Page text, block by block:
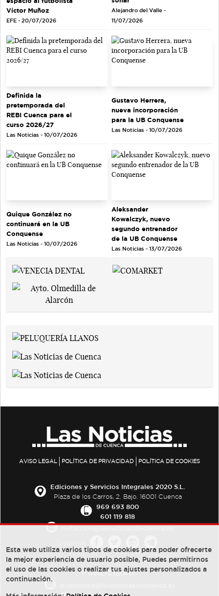
Víctor Muñoz
EFE - 20/07/2026
Alejandro del Valle -
11/07/2026
Definida la
pretemporada del
REBI Cuenca para el
curso 2026/27
Las Noticias - 10/07/2026
Gustavo Herrera,
nueva incorporación
para la UB Conquense
Las Noticias - 10/07/2026
Quique González no
continuará en la UB
Conquense
Las Noticias - 10/07/2026
Aleksander
Kowalczyk, nuevo
segundo entrenador
de la UB Conquense
Las Noticias - 13/07/2026
AVISO LEGAL POLÍTICA DE PRIVACIDAD POLÍTICA DE COOKIES
Ediciones y Servicios Integrales 2020 S.L.
Plaza de los Carros, 2. Bajo. 16001 Cuenca
969 693 800
601 119 818
PUBLICIDAD:
Esta web utiliza varios tipos de cookies para poder ofrecerte
la mejor experiencia de usuario posible, Puedes permitirnos
el uso de las cookies o realizar tus ajustes personalizados a
continuación.